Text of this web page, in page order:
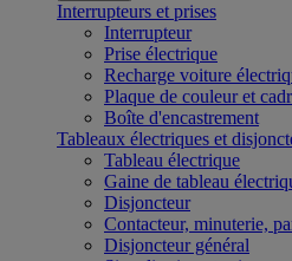
Interrupteurs et prises
Interrupteur
Prise électrique
Recharge voiture
Plaque de couleur et
Boîte d'encastrement
Tableaux électriques et
Tableau électrique
Gaine de tableau
Disjoncteur
Contacteur, minuterie,
Disjoncteur général